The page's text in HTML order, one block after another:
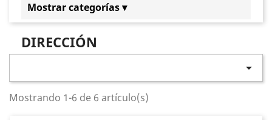
Mostrar categorías ▾
GS
Embrague
Suspensión
Válvulas
DIRECCIÓN

Mostrando 1-6 de 6 artículo(s)